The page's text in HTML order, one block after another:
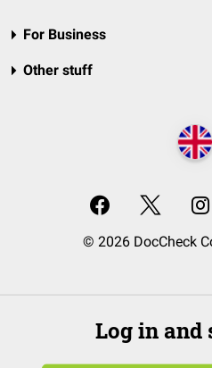
For Business
Other stuff
© 2026 DocCheck
Log in and